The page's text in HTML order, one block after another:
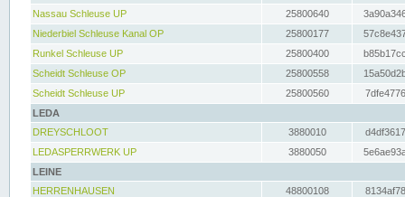
Nassau Schleuse UP
25800640
Niederbiel Schleuse Kanal OP
25800177
Runkel Schleuse UP
25800400
Scheidt Schleuse OP
25800558
Scheidt Schleuse UP
25800560
LEDA
DREYSCHLOOT
3880010
LEDASPERRWERK UP
3880050
LEINE
HERRENHAUSEN
48800108